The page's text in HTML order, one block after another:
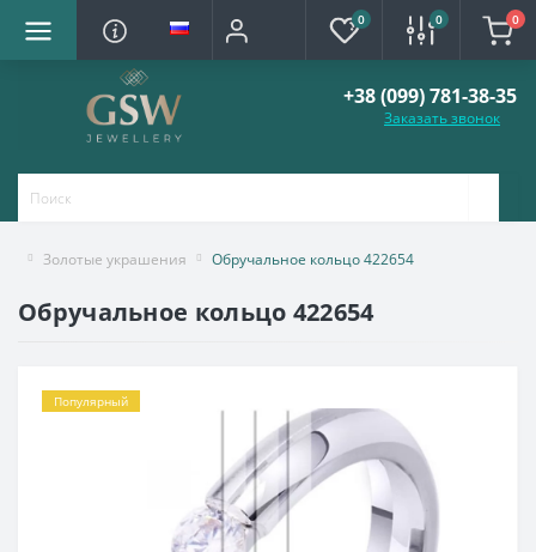
0 0 0
+38 (099) 781-38-35
Заказать звонок
Золотые украшения Обручальное кольцо 422654
Обручальное кольцо 422654
Популярный